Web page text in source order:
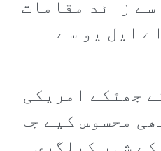
فتح کے نتیجے میں 50 سے زائد مقامات
ایل یو سے
جھٹکے امریکی
محسوس کیے جا